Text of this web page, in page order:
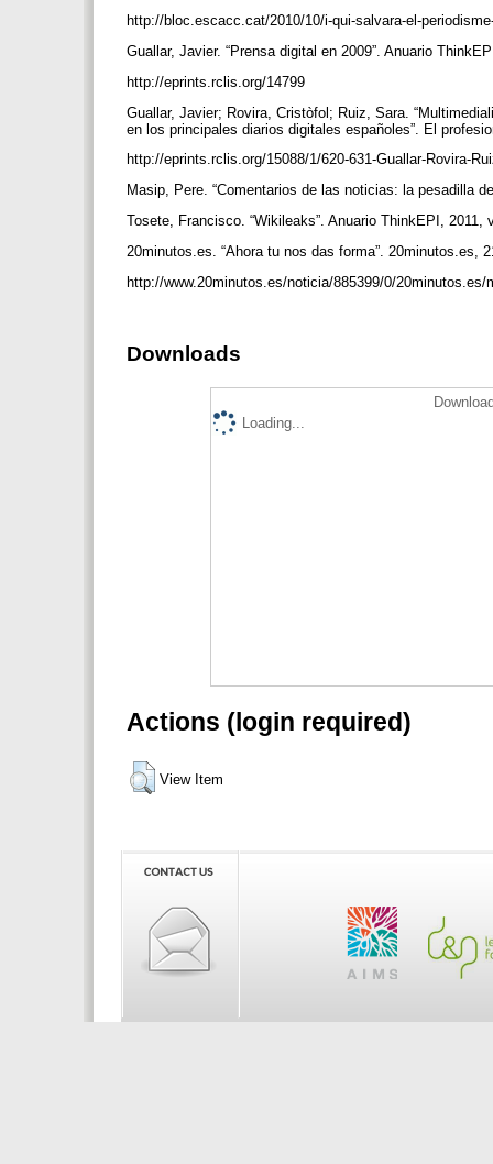
http://bloc.escacc.cat/2010/10/i-qui-salvara-el-
Guallar, Javier. “Prensa digital en 2009”. Anuario
http://eprints.rclis.org/14799
Guallar, Javier; Rovira, Cristòfol; Ruiz, Sara.
en los principales diarios digitales españoles”. El
http://eprints.rclis.org/15088/1/620-631-Guallar-Rovira-
Masip, Pere. “Comentarios de las noticias: la pesadilla
Tosete, Francisco. “Wikileaks”. Anuario ThinkEPI, 2011,
20minutos.es. “Ahora tu nos das forma”. 20minutos.es,
http://www.20minutos.es/noticia/885399/0/
Downloads
Loading...
Actions (login required)
View Item